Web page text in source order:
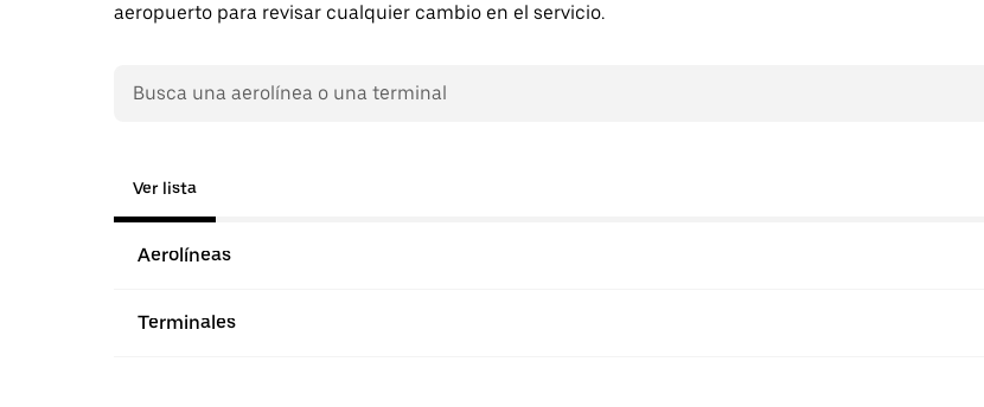
aeropuerto para revisar cualquier cambio en el servicio.
Ver lista
Aerolíneas
Terminales